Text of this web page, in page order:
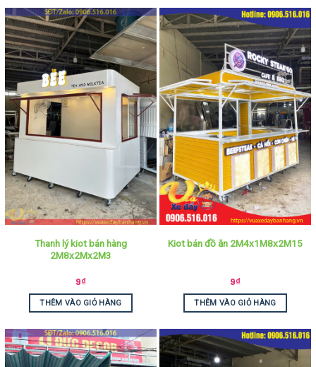
Thanh lý kiot bán hàng
2M8x2Mx2M3
9₫
THÊM VÀO GIỎ HÀNG
Kiot bán đồ ăn 2M4x1M8x2M15
9₫
THÊM VÀO GIỎ HÀNG